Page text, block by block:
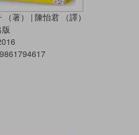
著） | 陳怡君 （譯）